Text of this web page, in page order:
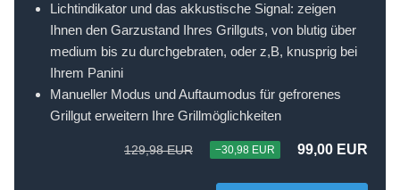
Lichtindikator und das akkustische Signal: zeigen
Ihnen den Garzustand Ihres Grillguts, von blutig über
medium bis zu durchgebraten, oder z,B, knusprig bei
Ihrem Panini
Manueller Modus und Auftaumodus für gefrorenes
Grillgut erweitern Ihre Grillmöglichkeiten
129,98 EUR −30,98 EUR 99,00 EUR